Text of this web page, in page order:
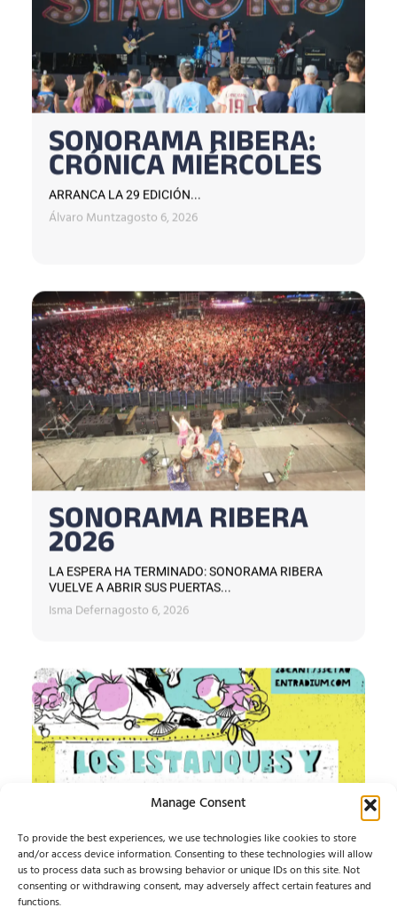
Manage Consent
To provide the best experiences, we use technologies like cookies to store
and/or access device information. Consenting to these technologies will allow
us to process data such as browsing behavior or unique IDs on this site. Not
consenting or withdrawing consent, may adversely affect certain features and
functions.
SONORAMA RIBERA:
CRÓNICA MIÉRCOLES
ARRANCA LA 29 EDICIÓN...
Álvaro Muntzagosto 6, 2026
SONORAMA RIBERA
2026
LA ESPERA HA TERMINADO: SONORAMA RIBERA
VUELVE A ABRIR SUS PUERTAS...
Isma Defernagosto 6, 2026
IMPOSIBLE SOUND